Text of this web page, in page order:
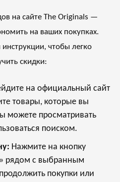
на сайте The Originals —
на ваших покупках.
чтобы легко
скидки:
на официальный сайт
товары, которые вы
можете просматривать
поиском.
Нажмите на кнопку
рядом с выбранным
покупки или